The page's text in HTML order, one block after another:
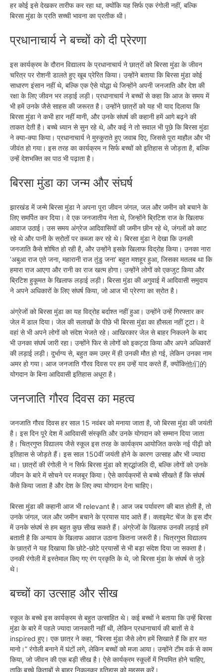
हर कोई इसे देखकर तारीफ कर रहा था, क्योंकि यह सिर्फ एक रंगोली नहीं, बल्कि
बिरसा मुंडा के प्रति सच्ची भावना का प्रतीक थी।
प्रधानाचार्य ने बच्चों को दी प्रेरणा
इस कार्यक्रम के दौरान विद्यालय के प्रधानाचार्य ने छात्रों को बिरसा मुंडा के जीवन
चरित्र पर रोशनी डालते हुए खूब प्रेरित किया। उन्होंने बताया कि बिरसा मुंडा कोई
साधारण इंसान नहीं थे, बल्कि एक ऐसे योद्धा थे जिन्होंने अपनी जनजाति और देश की
रक्षा के लिए जीवन भर लड़ाई लड़ी। प्रधानाचार्य ने बच्चों से कहा कि आज के समय में
भी हमें उनके जैसे साहस की जरूरत है। उन्होंने छात्रों को यह भी याद दिलाया कि
बिरसा मुंडा ने कभी हार नहीं मानी, और उनके संघर्ष की कहानी हमें आगे बढ़ने की
ताकत देती है। बच्चे ध्यान से सुन रहे थे, और कई ने तो सवाल भी पूछे कि बिरसा मुंडा
ने क्या-क्या किया। प्रधानाचार्य ने मुस्कुराते हुए जवाब दिए, जिससे पूरा माहौल और भी
जीवंत हो गया। इस तरह का कार्यक्रम न सिर्फ बच्चों को इतिहास से जोड़ता है, बल्कि
उन्हें देशभक्ति का पाठ भी पढ़ाता है।
बिरसा मुंडा का जन्म और संघर्ष
झारखंड में जन्मे बिरसा मुंडा ने अपना पूरा जीवन जंगल, जल और जमीन को बचाने के
लिए समर्पित कर दिया। वे एक जनजातीय नेता थे, जिन्होंने ब्रिटिश राज के खिलाफ
आवाज उठाई। उस समय अंग्रेज आदिवासियों की जमीन छीन रहे थे, जंगलों को काट
रहे थे और पानी के स्रोतों पर कब्जा कर रहे थे। बिरसा मुंडा ने देखा कि उनकी
जनजाति कैसे शोषित हो रही है, और उन्होंने इसके खिलाफ विद्रोह किया। उनका नारा
‘अबुआ राज एते जना, महारानी राज तुंडु जना’ बहुत मशहूर हुआ, जिसका मतलब था कि
हमारा राज आएगा और रानी का राज खत्म होगा। उन्होंने लोगों को एकजुट किया और
ब्रिटिश हुकूमत के खिलाफ लड़ाई लड़ी। बिरसा मुंडा की अगुवाई में आदिवासी समुदाय
ने अपने अधिकारों के लिए संघर्ष किया, जो आज भी प्रेरणा का स्रोत है।
अंग्रेजों को बिरसा मुंडा का यह विद्रोह बर्दाश्त नहीं हुआ। उन्होंने उन्हें गिरफ्तार कर
जेल में डाल दिया। जेल की सलाखों के पीछे भी बिरसा मुंडा का हौसला नहीं टूटा। वे
वहां से भी अपने लोगों को संदेश भेजते रहे। आखिरकार जेल से बाहर निकलने के बाद
भी उनका संघर्ष जारी रहा। उन्होंने फिर से लोगों को इकट्ठा किया और अपने अधिकारों
की लड़ाई लड़ी। दुर्भाग्य से, बहुत कम उम्र में ही उनकी मौत हो गई, लेकिन उनका नाम
अमर हो गया। आज जनजाति गौरव दिवस पर हम उन्हें याद करते हैं, क्योंकि他们的
योगदान के बिना आदिवासी इतिहास अधूरा है।
जनजाति गौरव दिवस का महत्व
जनजाति गौरव दिवस हर साल 15 नवंबर को मनाया जाता है, जो बिरसा मुंडा की जयंती
है। इस दिन पूरे देश में आदिवासी संस्कृति और उनके योगदान को सम्मान दिया जाता
है। चित्रगुप्त विद्यालय जैसे स्कूल इस तरह के कार्यक्रम आयोजित करके नई पीढ़ी को
इतिहास से जोड़ते हैं। इस साल 150वीं जयंती होने के कारण उत्साह और भी ज्यादा
था। छात्रों की रंगोली ने न सिर्फ बिरसा मुंडा को श्रद्धांजलि दी, बल्कि लोगों को उनके
जीवन के बारे में सोचने पर मजबूर किया। ऐसे कार्यक्रमों से बच्चे सीखते हैं कि संघर्ष
कैसे किया जाता है और देश के लिए क्या योगदान देना चाहिए।
बिरसा मुंडा की कहानी आज भी relevant है। आज जब पर्यावरण की बात होती है, तो
उनके जंगल, जल और जमीन बचाने के प्रयास याद आते हैं। क्लाइमेट चेंज के इस दौर
में उनके संघर्ष से हम बहुत कुछ सीख सकते हैं। अंग्रेजों के खिलाफ उनकी लड़ाई हमें
बताती है कि अन्याय के खिलाफ आवाज उठाना कितना जरूरी है। चित्रगुप्त विद्यालय
के छात्रों ने यह दिखाया कि छोटे-छोटे प्रयासों से भी बड़ा संदेश दिया जा सकता है।
उनकी रंगोली में इस्तेमाल किए गए रंग प्रकृति के थे, जो बिरसा मुंडा के संघर्ष से जुड़े
थे।
बच्चों का उत्साह और सीख
स्कूल के बच्चे इस कार्यक्रम से बहुत उत्साहित थे। कई बच्चों ने बताया कि उन्हें बिरसा
मुंडा के बारे में पहले ज्यादा जानकारी नहीं थी, लेकिन प्रधानाचार्य की बातों से वे
inspired हुए। एक छात्र ने कहा, “बिरसा मुंडा जैसे लोग हमें सिखाते हैं कि हार मत
मानो।” रंगोली बनाने में घंटों लगे, लेकिन बच्चों को मजा आया। उन्होंने टीम वर्क से काम
किया, जो जीवन की एक बड़ी सीख है। ऐसे कार्यक्रम स्कूलों में नियमित होने चाहिए,
ताकि बच्चे किताबों से बाहर निकलकर इतिहास को महसूस करें।